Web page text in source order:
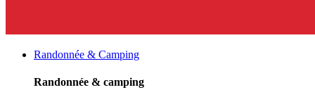
Randonnée & Camping
Randonnée & camping